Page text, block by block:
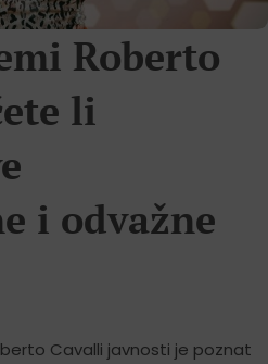
Roberto
li
i odvažne
Cavalli javnosti je poznat